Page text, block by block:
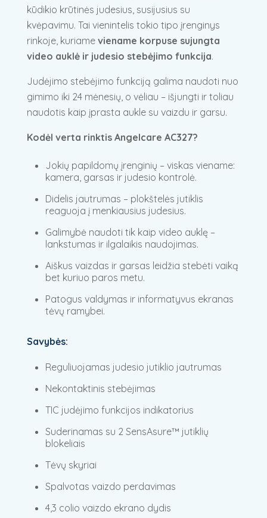
kūdikio krūtinės judesius, susijusius su
kvėpavimu. Tai vienintelis tokio tipo įrenginys
rinkoje, kuriame viename korpuse sujungta
video auklė ir judesio stebėjimo funkcija.
Judėjimo stebėjimo funkciją galima naudoti nuo
gimimo iki 24 mėnesių, o vėliau – išjungti ir toliau
naudotis kaip įprasta aukle su vaizdu ir garsu.
Kodėl verta rinktis Angelcare AC327?
Jokių papildomų įrenginių – viskas viename:
kamera, garsas ir judesio kontrolė.
Didelis jautrumas – plokštelės jutiklis
reaguoja į menkiausius judesius.
Galimybė naudoti tik kaip video auklę –
lankstumas ir ilgalaikis naudojimas.
Aiškus vaizdas ir garsas leidžia stebėti vaiką
bet kuriuo paros metu.
Patogus valdymas ir informatyvus ekranas
tėvų ramybei.
Savybės:
Reguliuojamas judesio jutiklio jautrumas
Nekontaktinis stebėjimas
TIC judėjimo funkcijos indikatorius
Suderinamas su 2 SensAsure™ jutiklių
blokeliais
Tėvų skyriai
Spalvotas vaizdo perdavimas
4,3 colio vaizdo ekrano dydis